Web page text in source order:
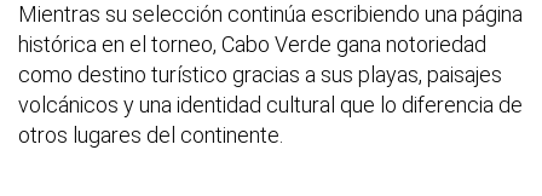
Mientras su selección continúa escribiendo una página
histórica en el torneo, Cabo Verde gana notoriedad
como destino turístico gracias a sus playas, paisajes
volcánicos y una identidad cultural que lo diferencia de
otros lugares del continente.